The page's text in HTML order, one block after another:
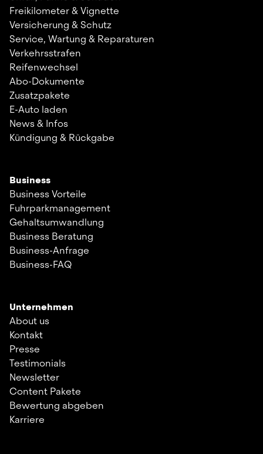
Freikilometer & Vignette
Versicherung & Schutz
Service, Wartung & Reparaturen
Verkehrsstrafen
Reifenwechsel
Abo-Dokumente
Zusatzpakete
E-Auto laden
News & Infos
Kündigung & Rückgabe
Business
Business Vorteile
Fuhrparkmanagement
Gehaltsumwandlung
Business Beratung
Business-Anfrage
Business-FAQ
Unternehmen
About us
Kontakt
Presse
Testimonials
Newsletter
Content Pakete
Bewertung abgeben
Karriere